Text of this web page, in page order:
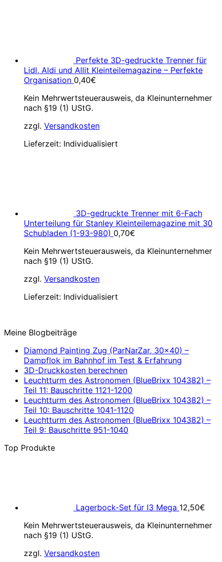
Perfekte 3D-gedruckte Trenner für
Lidl, Aldi und Allit Kleinteilemagazine – Perfekte
Organisation 0,40€
Kein Mehrwertsteuerausweis, da Kleinunternehmer
nach §19 (1) UStG.
zzgl. Versandkosten
Lieferzeit: Individualisiert
3D-gedruckte Trenner mit 6-Fach
Unterteilung für Stanley Kleinteilemagazine mit 30
Schubladen (1-93-980) 0,70€
Kein Mehrwertsteuerausweis, da Kleinunternehmer
nach §19 (1) UStG.
zzgl. Versandkosten
Lieferzeit: Individualisiert
Meine Blogbeiträge
Diamond Painting Zug (ParNarZar, 30×40) –
Dampflok im Bahnhof im Test & Erfahrung
3D-Druckkosten berechnen
Leuchtturm des Astronomen (BlueBrixx 104382) –
Teil 11: Bauschritte 1121-1200
Leuchtturm des Astronomen (BlueBrixx 104382) –
Teil 10: Bauschritte 1041-1120
Leuchtturm des Astronomen (BlueBrixx 104382) –
Teil 9: Bauschritte 951-1040
Top Produkte
Lagerbock-Set für I3 Mega 12,50€
Kein Mehrwertsteuerausweis, da Kleinunternehmer
nach §19 (1) UStG.
zzgl. Versandkosten